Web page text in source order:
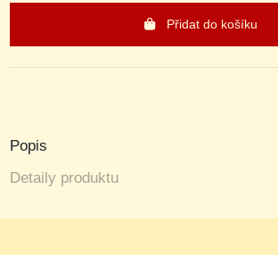
Přidat do košíku
Popis
Detaily produktu